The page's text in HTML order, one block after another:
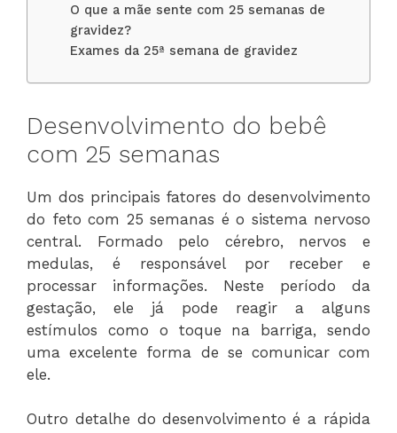
O que a mãe sente com 25 semanas de
gravidez?
Exames da 25ª semana de gravidez
Desenvolvimento do bebê
com 25 semanas
Um dos principais fatores do desenvolvimento
do feto com 25 semanas é o sistema nervoso
central. Formado pelo cérebro, nervos e
medulas, é responsável por receber e
processar informações. Neste período da
gestação, ele já pode reagir a alguns
estímulos como o toque na barriga, sendo
uma excelente forma de se comunicar com
ele.
Outro detalhe do desenvolvimento é a rápida